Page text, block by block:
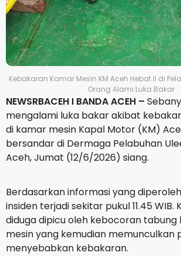
Kebakaran Kamar Mesin KM Aceh Hebat II di
Orang Alami Luka Bakar
NEWSRBACEH I BANDA ACEH –
mengalami luka bakar akibat
di kamar mesin Kapal Motor (KM)
bersandar di Dermaga Pelabuhan
Aceh, Jumat (12/6/2026) siang.
Berdasarkan informasi yang
insiden terjadi sekitar pukul 11.45 WIB.
diduga dipicu oleh kebocoran tabung
mesin yang kemudian memunculkan
menyebabkan kebakaran.